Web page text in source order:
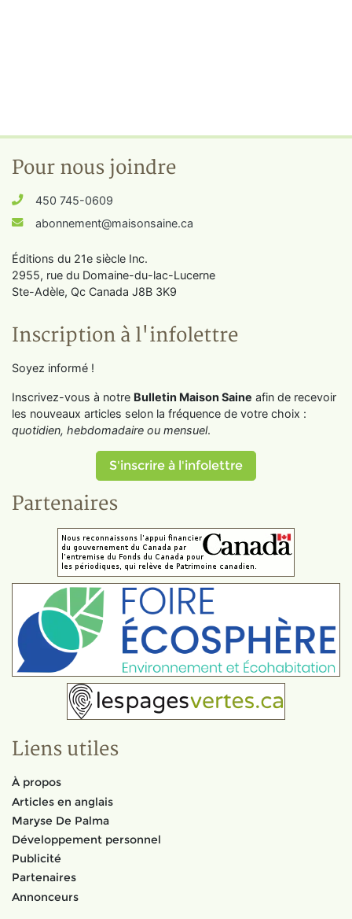
Pour nous joindre
450 745-0609
abonnement@maisonsaine.ca
Éditions du 21e siècle Inc.
2955, rue du Domaine-du-lac-Lucerne
Ste-Adèle, Qc Canada J8B 3K9
Inscription à l'infolettre
Soyez informé !
Inscrivez-vous à notre Bulletin Maison Saine afin de recevoir
les nouveaux articles selon la fréquence de votre choix :
quotidien, hebdomadaire ou mensuel.
S'inscrire à l'infolettre
Partenaires
Liens utiles
À propos
Articles en anglais
Maryse De Palma
Développement personnel
Publicité
Partenaires
Annonceurs